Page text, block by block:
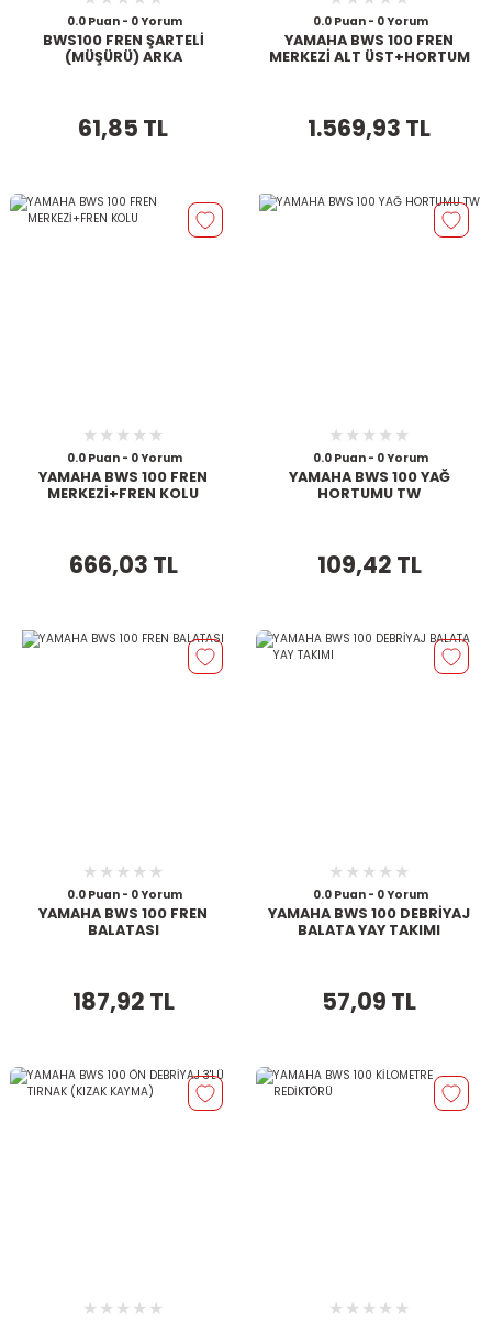
0.0 Puan - 0 Yorum
BWS100 FREN ŞARTELİ
(MÜŞÜRÜ) ARKA
61,85 TL
0.0 Puan - 0 Yorum
YAMAHA BWS 100 FREN
MERKEZİ ALT ÜST+HORTUM
1.569,93 TL
0.0 Puan - 0 Yorum
YAMAHA BWS 100 FREN
MERKEZİ+FREN KOLU
666,03 TL
0.0 Puan - 0 Yorum
YAMAHA BWS 100 YAĞ
HORTUMU TW
109,42 TL
0.0 Puan - 0 Yorum
YAMAHA BWS 100 FREN
BALATASI
187,92 TL
0.0 Puan - 0 Yorum
YAMAHA BWS 100 DEBRİYAJ
BALATA YAY TAKIMI
57,09 TL